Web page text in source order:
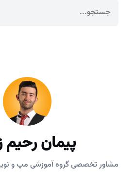
پیمان رحیم
مشاور تخصصی گروه آموزشی مپ و